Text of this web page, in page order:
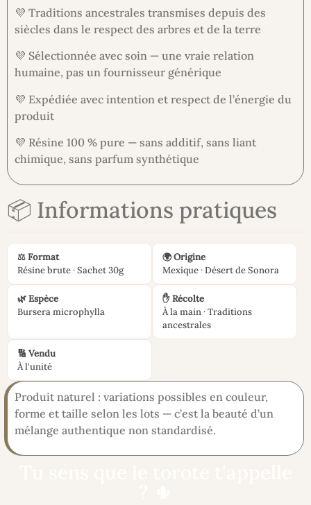
💜 Traditions ancestrales transmises depuis des
siècles dans le respect des arbres et de la terre
💜 Sélectionnée avec soin — une vraie relation
humaine, pas un fournisseur générique
💜 Expédiée avec intention et respect de l’énergie du
produit
💜 Résine 100 % pure — sans additif, sans liant
chimique, sans parfum synthétique
📦 Informations pratiques
⚖️ Format
Résine brute · Sachet 30g
🌍 Origine
Mexique · Désert de Sonora
🌿 Espèce
Bursera microphylla
✋ Récolte
À la main · Traditions
ancestrales
🔢 Vendu
À l'unité
Produit naturel : variations possibles en couleur,
forme et taille selon les lots — c’est la beauté d’un
mélange authentique non standardisé.